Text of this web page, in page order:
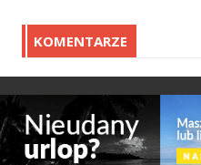
KOMENTARZE